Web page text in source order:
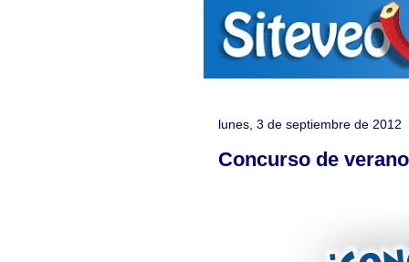
lunes, 3 de septiembre de 2012
Concurso de